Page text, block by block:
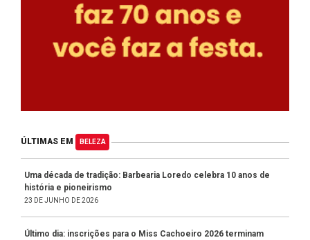
ÚLTIMAS EM BELEZA
Uma década de tradição: Barbearia Loredo celebra 10 anos de
história e pioneirismo
23 DE JUNHO DE 2026
Último dia: inscrições para o Miss Cachoeiro 2026 terminam